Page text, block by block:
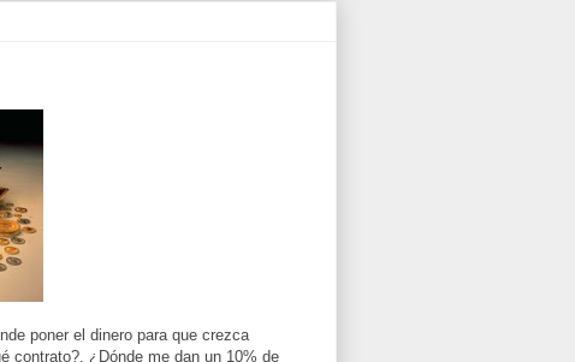
poner el dinero para que crezca
contrato?, ¿Dónde me dan un 10% de